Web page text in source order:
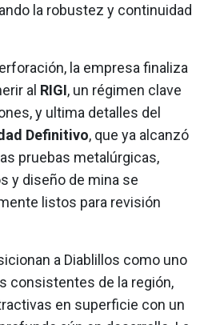
la robustez y continuidad
la empresa finaliza
al RIGI, un régimen clave
y ultima detalles del
Definitivo, que ya alcanzó
pruebas metalúrgicas,
y diseño de mina se
listos para revisión
a Diablillos como uno
consistentes de la región,
en superficie con un